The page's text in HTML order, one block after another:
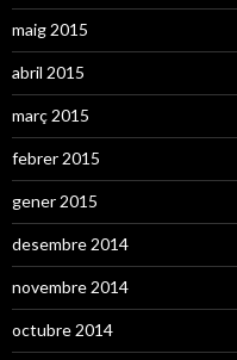
maig 2015
abril 2015
març 2015
febrer 2015
gener 2015
desembre 2014
novembre 2014
octubre 2014